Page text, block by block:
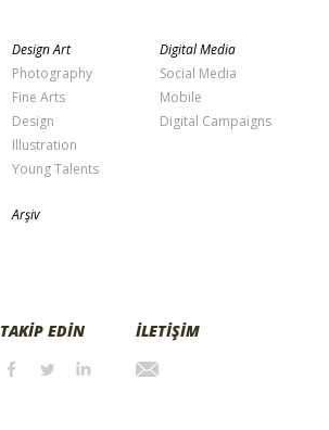
Design Art
Photography
Fine Arts
Design
Illustration
Young Talents
Digital Media
Social Media
Mobile
Digital Campaigns
Arşiv
TAKİP EDİN İLETİŞİM